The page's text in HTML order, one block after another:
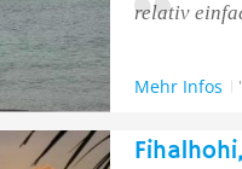
relativ
Mehr Infos